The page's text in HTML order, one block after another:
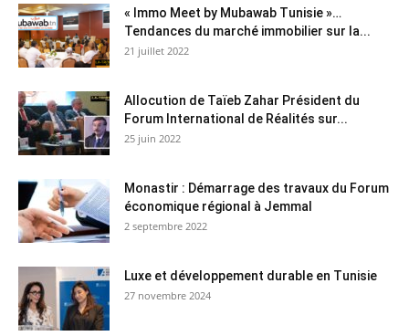
« Immo Meet by Mubawab Tunisie »…
Tendances du marché immobilier sur la...
21 juillet 2022
Allocution de Taïeb Zahar Président du
Forum International de Réalités sur...
25 juin 2022
Monastir : Démarrage des travaux du Forum
économique régional à Jemmal
2 septembre 2022
Luxe et développement durable en Tunisie
27 novembre 2024